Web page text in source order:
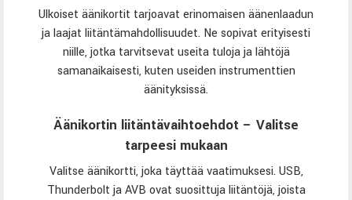
Ulkoiset äänikortit tarjoavat erinomaisen äänenlaadun
ja laajat liitäntämahdollisuudet. Ne sopivat erityisesti
niille, jotka tarvitsevat useita tuloja ja lähtöjä
samanaikaisesti, kuten useiden instrumenttien
äänityksissä.
Äänikortin liitäntävaihtoehdot – Valitse
tarpeesi mukaan
Valitse äänikortti, joka täyttää vaatimuksesi. USB,
Thunderbolt ja AVB ovat suosittuja liitäntöjä, joista